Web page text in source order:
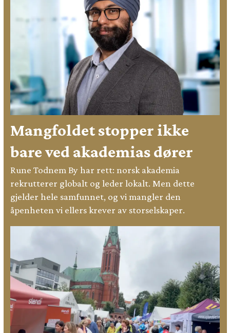
Mangfoldet stopper ikke
bare ved akademias dører
Rune Todnem By har rett: norsk akademia
rekrutterer globalt og leder lokalt. Men dette
gjelder hele samfunnet, og vi mangler den
åpenheten vi ellers krever av storselskaper.